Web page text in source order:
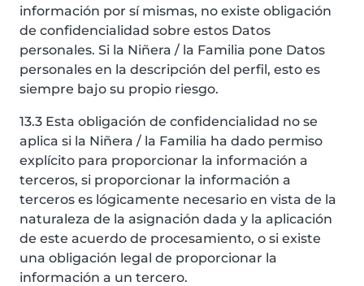
información por sí mismas, no existe obligación
de confidencialidad sobre estos Datos
personales. Si la Niñera / la Familia pone Datos
personales en la descripción del perfil, esto es
siempre bajo su propio riesgo.
13.3 Esta obligación de confidencialidad no se
aplica si la Niñera / la Familia ha dado permiso
explícito para proporcionar la información a
terceros, si proporcionar la información a
terceros es lógicamente necesario en vista de la
naturaleza de la asignación dada y la aplicación
de este acuerdo de procesamiento, o si existe
una obligación legal de proporcionar la
información a un tercero.